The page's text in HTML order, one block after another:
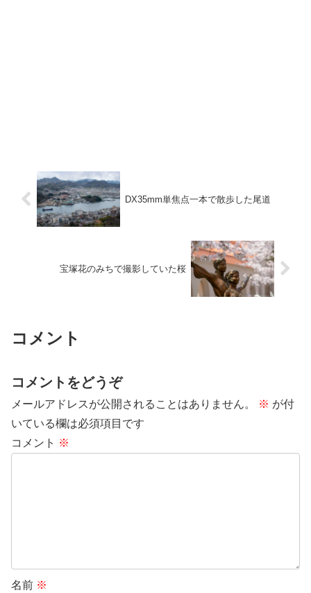
DX35mm単焦点一本で散歩した尾道
宝塚花のみちで撮影していた桜
コメント
コメントをどうぞ
メールアドレスが公開されることはありません。 ※ が付
いている欄は必須項目です
コメント ※
名前 ※